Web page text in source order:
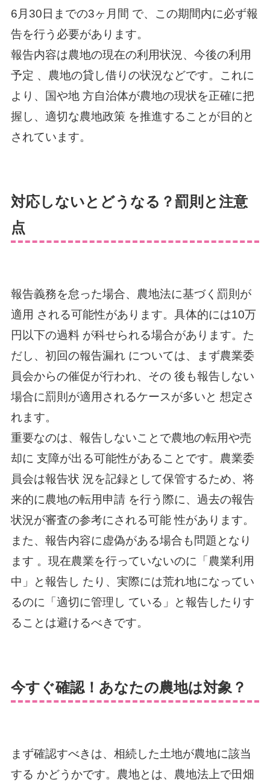
6月30日までの3ヶ月間 で、この期間内に必ず報
告を行う必要があります。
報告内容は農地の現在の利用状況、今後の利用
予定 、農地の貸し借りの状況などです。これに
より、国や地 方自治体が農地の現状を正確に把
握し、適切な農地政策 を推進することが目的と
されています。
対応しないとどうなる？罰則と注意
点
報告義務を怠った場合、農地法に基づく罰則が
適用 される可能性があります。具体的には10万
円以下の過料 が科せられる場合があります。た
だし、初回の報告漏れ については、まず農業委
員会からの催促が行われ、その 後も報告しない
場合に罰則が適用されるケースが多いと 想定さ
れます。
重要なのは、報告しないことで農地の転用や売
却に 支障が出る可能性があることです。農業委
員会は報告状 況を記録として保管するため、将
来的に農地の転用申請 を行う際に、過去の報告
状況が審査の参考にされる可能 性があります。
また、報告内容に虚偽がある場合も問題となり
ます 。現在農業を行っていないのに「農業利用
中」と報告し たり、実際には荒れ地になってい
るのに「適切に管理し ている」と報告したりす
ることは避けるべきです。
今すぐ確認！あなたの農地は対象？
まず確認すべきは、相続した土地が農地に該当
する かどうかです。農地とは、農地法上で田畑